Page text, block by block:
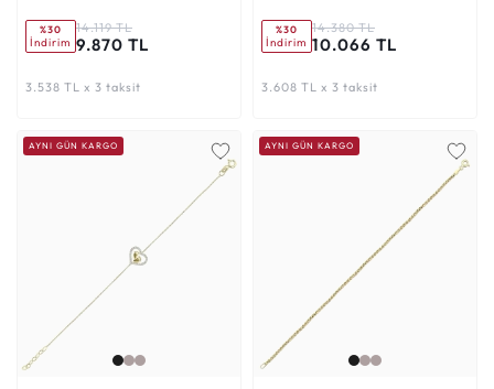
%30
İndirim
14.119 TL
9.870 TL
3.538 TL x 3 taksit
%30
İndirim
14.380 TL
10.066 TL
3.608 TL x 3 taksit
AYNI GÜN KARGO AYNI GÜN KARGO